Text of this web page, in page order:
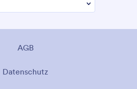
AGB
Datenschutz